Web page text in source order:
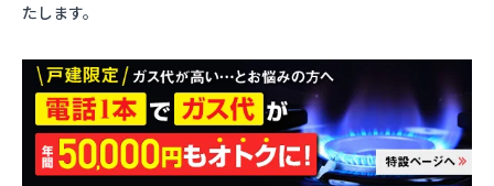
たします。